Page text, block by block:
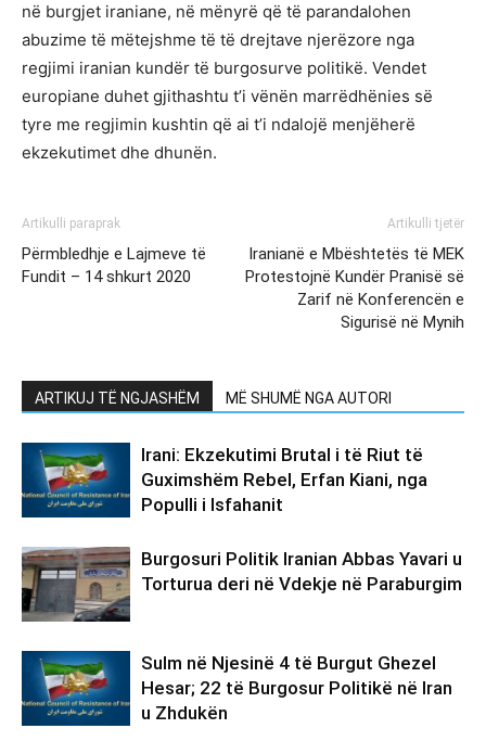
në burgjet iraniane, në mënyrë që të parandalohen
abuzime të mëtejshme të të drejtave njerëzore nga
regjimi iranian kundër të burgosurve politikë. Vendet
europiane duhet gjithashtu t’i vënën marrëdhënies së
tyre me regjimin kushtin që ai t’i ndalojë menjëherë
ekzekutimet dhe dhunën.
Artikulli paraprak
Përmbledhje e Lajmeve të
Fundit – 14 shkurt 2020
Artikulli tjetër
Iranianë e Mbështetës të MEK
Protestojnë Kundër Pranisë së
Zarif në Konferencën e
Sigurisë në Mynih
ARTIKUJ TË NGJASHËM MË SHUMË NGA AUTORI
Irani: Ekzekutimi Brutal i të Riut të
Guximshëm Rebel, Erfan Kiani, nga
Populli i Isfahanit
Burgosuri Politik Iranian Abbas Yavari u
Torturua deri në Vdekje në Paraburgim
Sulm në Njesinë 4 të Burgut Ghezel
Hesar; 22 të Burgosur Politikë në Iran
u Zhdukën